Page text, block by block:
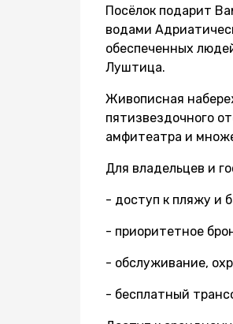
Посёлок подарит
водами
обеспеченных
Луштица.
Живописная
пятизвездочного
амфитеатра и
Для владельцев и
- доступ к пляжу и
- приоритетное
- обслуживание,
- бесплатный